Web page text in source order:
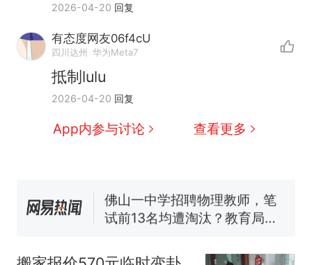
2026-04-20 回复
有态度网友06f4cU
四川达州 华为Meta7
抵制lulu
2026-04-20 回复
App内参与讨论 查看更多
因老师一句“跟我回家”改写了
人生
新 搬家报价570元，搬到楼下
佛山一中学招聘物理教师，笔
试前13名均遭淘汰？教育局：
核查
搜，网友：天塌了！